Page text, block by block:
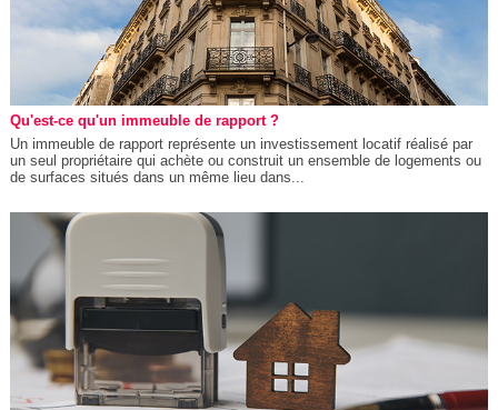
Qu'est-ce qu'un immeuble de rapport ?
Un immeuble de rapport représente un investissement locatif réalisé par
un seul propriétaire qui achète ou construit un ensemble de logements ou
de surfaces situés dans un même lieu dans...